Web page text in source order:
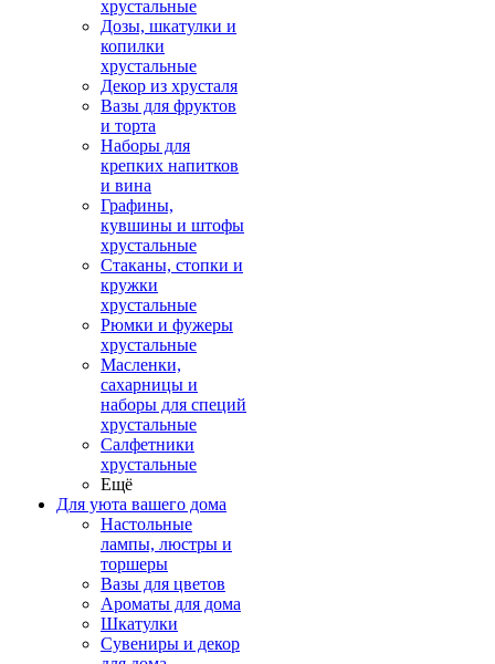
хрустальные
Дозы, шкатулки и
копилки
хрустальные
Декор из хрусталя
Вазы для фруктов
и торта
Наборы для
крепких напитков
и вина
Графины,
кувшины и штофы
хрустальные
Стаканы, стопки и
кружки
хрустальные
Рюмки и фужеры
хрустальные
Масленки,
сахарницы и
наборы для специй
хрустальные
Салфетники
хрустальные
Ещё
Для уюта вашего дома
Настольные
лампы, люстры и
торшеры
Вазы для цветов
Ароматы для дома
Шкатулки
Сувениры и декор